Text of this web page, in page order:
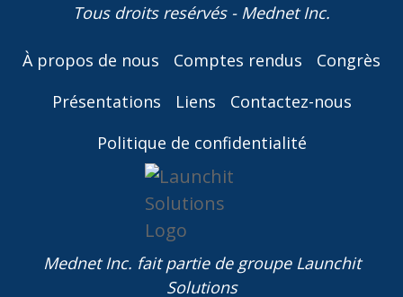
Tous droits resérvés - Mednet Inc.
À propos de nous Comptes rendus
Congrès
Présentations
Liens
Contactez-nous
Politique de confidentialité
Mednet Inc. fait partie de groupe Launchit
Solutions